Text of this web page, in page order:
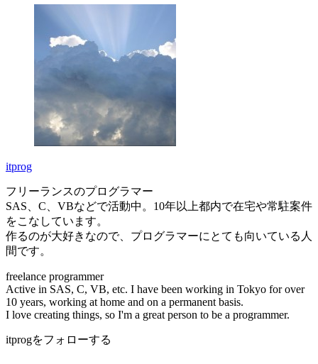
itprog
フリーランスのプログラマー
SAS、C、VBなどで活動中。10年以上都内で在宅や常駐案件
をこなしています。
作るのが大好きなので、プログラマーにとても向いている人
間です。
freelance programmer
Active in SAS, C, VB, etc. I have been working in Tokyo for over
10 years, working at home and on a permanent basis.
I love creating things, so I'm a great person to be a programmer.
itprogをフォローする